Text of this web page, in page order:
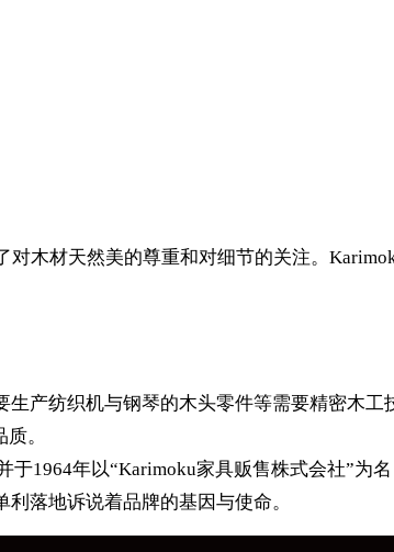
木材天然美的尊重和对细节的关注。
产纺织机与钢琴的木头零件等需要精密木
。
1964年以“Karimoku家具贩售株式会社”为
利落地诉说着品牌的基因与使命。